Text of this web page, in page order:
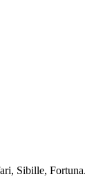
Sibille,